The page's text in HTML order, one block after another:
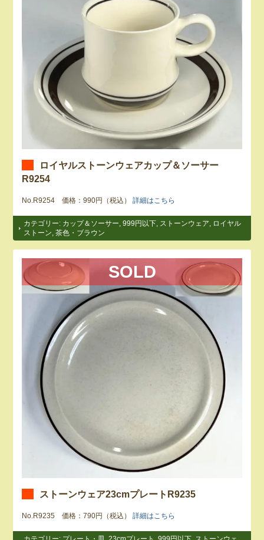
ロイヤルストーンウェアカップ＆ソーサー
R9254
No.R9254 価格：990円（税込）詳細はこちら
カテゴリー: カップ＆ソーサー ,999円以下 ストーンウェア
ロイヤル
ストーン ,茶色・ブラウン
SOLD
ストーンウェア23cmプレートR9235
No.R9235 価格：790円（税込）詳細はこちら